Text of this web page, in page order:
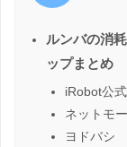
ルンバの消
ップまとめ
iRobot公
ネットモ
ヨドバシ